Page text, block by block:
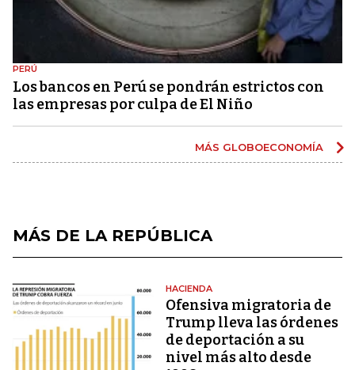
PERÚ
Los bancos en Perú se pondrán estrictos con
las empresas por culpa de El Niño
MÁS GLOBOECONOMÍA
MÁS DE LA REPÚBLICA
HACIENDA
Ofensiva migratoria de
Trump lleva las órdenes
de deportación a su
nivel más alto desde